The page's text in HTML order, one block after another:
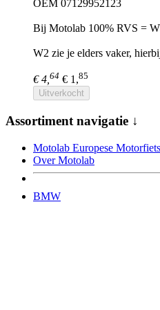
OEM 07129952123
Bij Motolab 100% RVS =
W2 zie je elders vaker,
€ 4, 64 € 1,85
Uitverkocht
Assortiment navigatie ↓
Motolab Europese
Over Motolab
BMW